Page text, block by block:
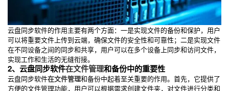
云盘同步软件的作用主要有两个方面：一是实现文件的备份和保护，用户
可以将重要文件上传到云端，确保文件的安全性和可靠性；二是实现文件
在不同设备之间的同步和共享，用户可以在多个设备上同步和访问文件，
实现工作和生活的无缝衔接。
2、云盘同步软件在文件管理和备份中的重要性
云盘同步软件在文件管理和备份中起着至关重要的作用。首先，它提供了
方便的文件管理功能，用户可以根据需求创建文件夹，对文件进行分类和